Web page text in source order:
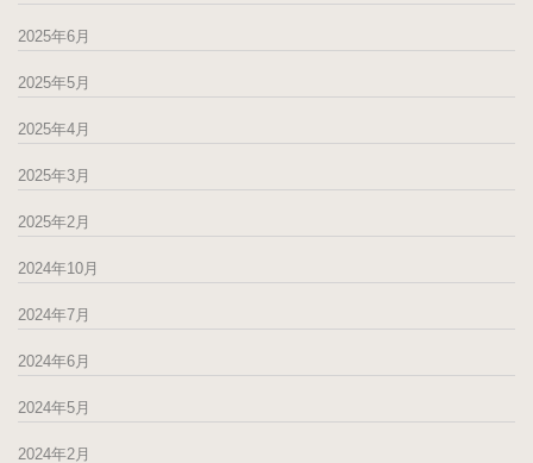
2025年6月
2025年5月
2025年4月
2025年3月
2025年2月
2024年10月
2024年7月
2024年6月
2024年5月
2024年2月